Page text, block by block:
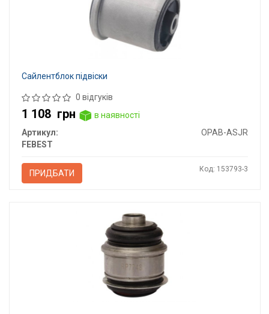
Сайлентблок підвіски
0 відгуків
1 108 грн
в наявності
Артикул:
OPAB-ASJR
FEBEST
ПРИДБАТИ Код: 153793-3